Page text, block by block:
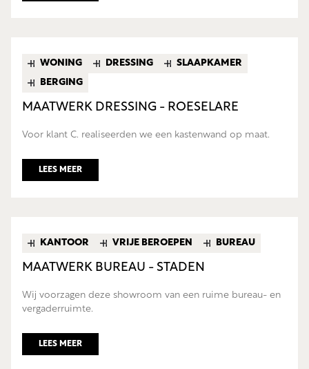
WONING DRESSING
SLAAPKAMER
BERGING
MAATWERK DRESSING - ROESELARE
Voor klant C. realiseerden we een kastenwand op maat.
LEES MEER
KANTOOR VRIJE BEROEPEN BUREAU
MAATWERK BUREAU - STADEN
Wij voorzagen deze showroom van een ruime bureau- en
vergaderruimte.
LEES MEER